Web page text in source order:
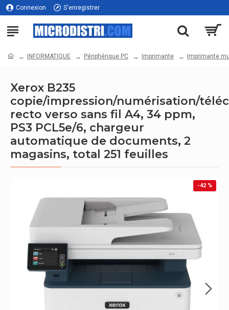
Connexion S'enregistrer
INFORMATIQUE Périphérique PC Imprimante Imprimante
Xerox B235
copie/impression/numérisation/
recto verso sans fil A4, 34 ppm,
PS3 PCL5e/6, chargeur
automatique de documents, 2
magasins, total 251 feuilles
-42 %